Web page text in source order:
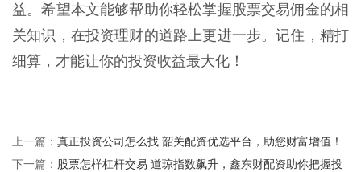
益。希望本文能够帮助你轻松掌握股票交易佣金的相
关知识，在投资理财的道路上更进一步。记住，精打
细算，才能让你的投资收益最大化！
上一篇： 真正投资公司怎么找 韶关配资优选平台，助您财富增值！
下一篇： 股票怎样杠杆交易 道琼指数飙升，鑫东财配资助你把握投